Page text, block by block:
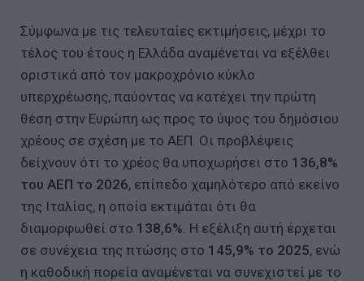
Σύμφωνα με τις τελευταίες εκτιμήσεις, μέχρι το
τέλος του έτους η Ελλάδα αναμένεται να εξέλθει
οριστικά από τον μακροχρόνιο κύκλο
υπερχρέωσης, παύοντας να κατέχει την πρώτη
θέση στην Ευρώπη ως προς το ύψος του δημόσιου
χρέους σε σχέση με το ΑΕΠ. Οι προβλέψεις
δείχνουν ότι το χρέος θα υποχωρήσει στο 136,8%
του ΑΕΠ το 2026, επίπεδο χαμηλότερο από εκείνο
της Ιταλίας, η οποία εκτιμάται ότι θα
διαμορφωθεί στο 138,6% . Η εξέλιξη αυτή έρχεται
σε συνέχεια της πτώσης στο 145,9% το 2025, ενώ
η καθοδική πορεία αναμένεται να συνεχιστεί με το